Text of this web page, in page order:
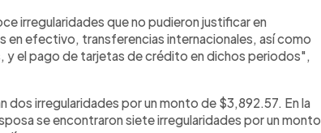
irregularidades que no pudieron justificar en
efectivo, transferencias internacionales, así como
y el pago de tarjetas de crédito en dichos periodos",
dos irregularidades por un monto de $3,892.57. En la
se encontraron siete irregularidades por un monto